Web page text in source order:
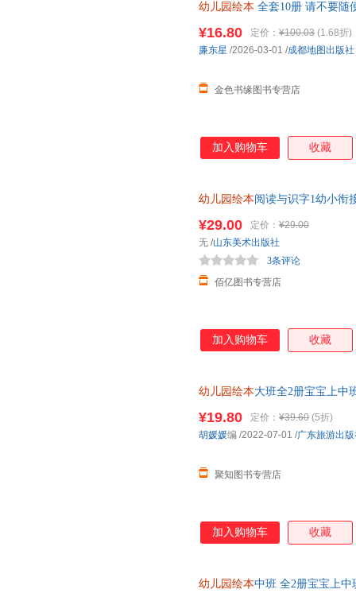
幼儿园绘本 全套10册 请不要随
¥16.80 定价： ¥100.03 (1.68折)
金色书缘图书专营店
廉东星 /2026-03-01 /成都地图出版社
加入购物车 收藏
幼儿园绘本阅读与识字1幼小衔
¥29.00 定价： ¥29.00
佰亿图书专营店
3条评论
无 /山东美术出版社
加入购物车 收藏
幼儿园绘本大班全2册宝宝上中
¥19.80 定价： ¥39.60 (5折)
聚知图书专营店
胡媛媛编 /2022-07-01 /广东旅游出
加入购物车 收藏
幼儿园绘本中班 全2册宝宝上